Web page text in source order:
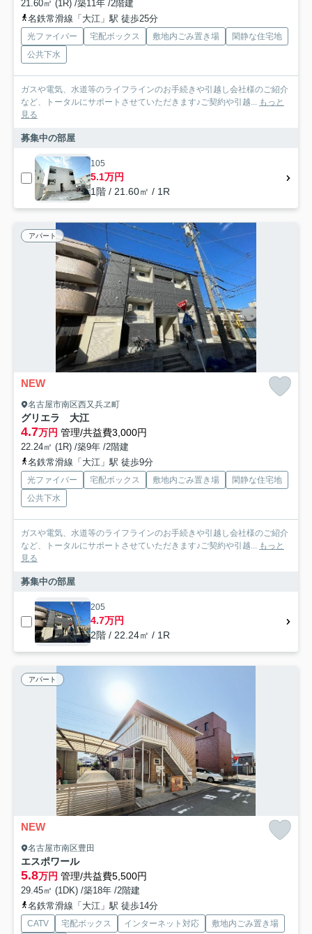
21.60㎡ (1R) /築11年 /2階建
名鉄常滑線「大江」駅 徒歩25分
光ファイバー 宅配ボックス 敷地内ごみ置き場
閑静な住宅地
公共下水
ガスや電気、水道等のライフラインのお手続きや引越し会社様のご紹介
など、トータルにサポートさせていただきます♪ご契約や引越... もっと
見る
募集中の部屋
105
5.1万円
1階 / 21.60㎡ / 1R
アパート
NEW
名古屋市南区西又兵ヱ町
グリエラ 大江
4.7万円 管理/共益費3,000円
22.24㎡ (1R) /築9年 /2階建
名鉄常滑線「大江」駅 徒歩9分
光ファイバー 宅配ボックス 敷地内ごみ置き場
閑静な住宅地
公共下水
ガスや電気、水道等のライフラインのお手続きや引越し会社様のご紹介
など、トータルにサポートさせていただきます♪ご契約や引越... もっと
見る
募集中の部屋
205
4.7万円
2階 / 22.24㎡ / 1R
アパート
NEW
名古屋市南区豊田
エスポワール
5.8万円 管理/共益費5,500円
29.45㎡ (1DK) /築18年 /2階建
名鉄常滑線「大江」駅 徒歩14分
CATV 宅配ボックス インターネット対応
敷地内ごみ置き場